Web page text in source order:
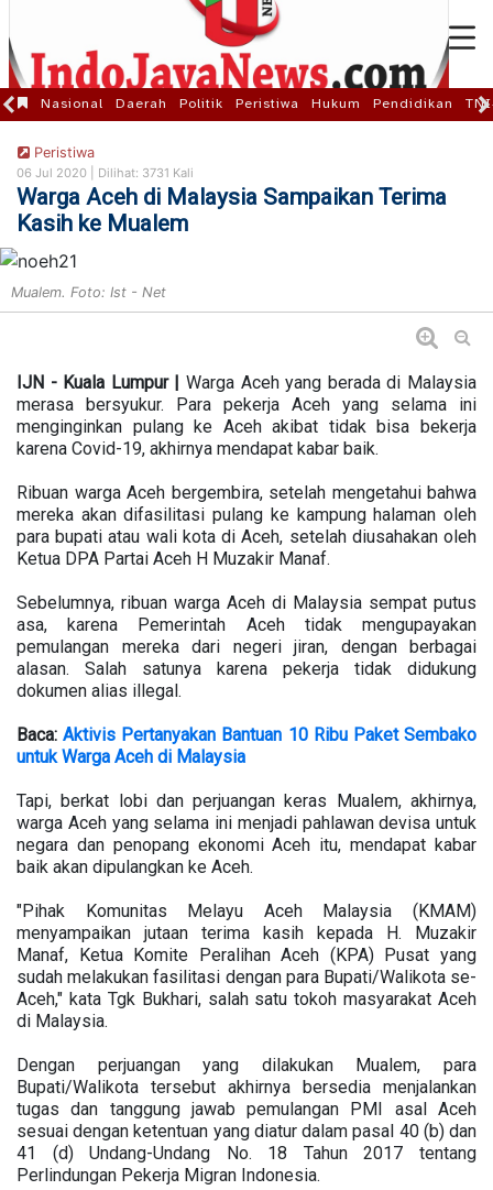
Nasional Daerah Politik Peristiwa Hukum Pendidikan
Peristiwa
06 Jul 2020 | Dilihat: 3731 Kali
Warga Aceh di Malaysia Sampaikan Terima
Kasih ke Mualem
Mualem. Foto: Ist - Net
IJN - Kuala Lumpur | Warga Aceh yang berada di Malaysia
merasa bersyukur. Para pekerja Aceh yang selama ini
menginginkan pulang ke Aceh akibat tidak bisa bekerja
karena Covid-19, akhirnya mendapat kabar baik.
Ribuan warga Aceh bergembira, setelah mengetahui bahwa
mereka akan difasilitasi pulang ke kampung halaman oleh
para bupati atau wali kota di Aceh, setelah diusahakan oleh
Ketua DPA Partai Aceh H Muzakir Manaf.
Sebelumnya, ribuan warga Aceh di Malaysia sempat putus
asa, karena Pemerintah Aceh tidak mengupayakan
pemulangan mereka dari negeri jiran, dengan berbagai
alasan. Salah satunya karena pekerja tidak didukung
dokumen alias illegal.
Baca:Aktivis Pertanyakan Bantuan 10 Ribu Paket Sembako
untuk Warga Aceh di Malaysia
Tapi, berkat lobi dan perjuangan keras Mualem, akhirnya,
warga Aceh yang selama ini menjadi pahlawan devisa untuk
negara dan penopang ekonomi Aceh itu, mendapat kabar
baik akan dipulangkan ke Aceh.
"Pihak Komunitas Melayu Aceh Malaysia (KMAM)
menyampaikan jutaan terima kasih kepada H. Muzakir
Manaf, Ketua Komite Peralihan Aceh (KPA) Pusat yang
sudah melakukan fasilitasi dengan para Bupati/Walikota se-
Aceh," kata Tgk Bukhari, salah satu tokoh masyarakat Aceh
di Malaysia.
Dengan perjuangan yang dilakukan Mualem, para
Bupati/Walikota tersebut akhirnya bersedia menjalankan
tugas dan tanggung jawab pemulangan PMI asal Aceh
sesuai dengan ketentuan yang diatur dalam pasal 40 (b) dan
41 (d) Undang-Undang No. 18 Tahun 2017 tentang
Perlindungan Pekerja Migran Indonesia.